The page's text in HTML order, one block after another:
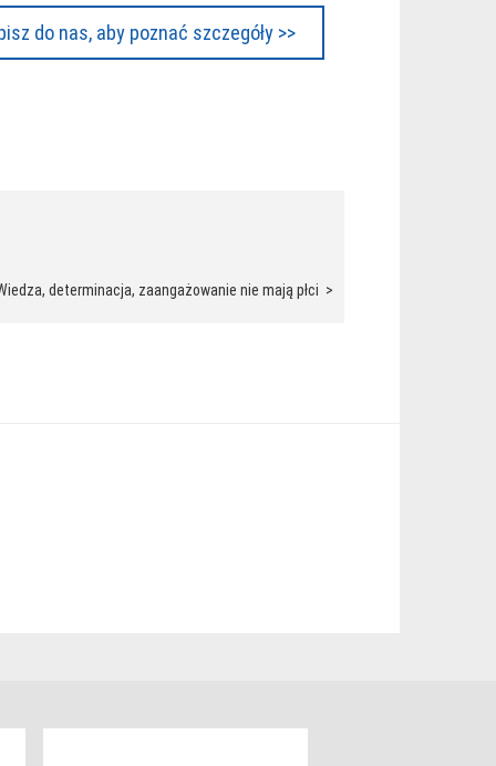
do nas, aby poznać szczegóły >>
determinacja, zaangażowanie nie mają płci >